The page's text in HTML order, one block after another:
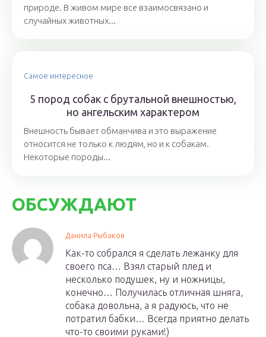
природе. В живом мире все взаимосвязано и
случайных животных...
Самое интересное
5 пород собак с брутальной внешностью,
но ангельским характером
Внешность бывает обманчива и это выражение
относится не только к людям, но и к собакам.
Некоторые породы...
ОБСУЖДАЮТ
Данила Рыбаков
Как-то собрался я сделать лежанку для
своего пса… Взял старый плед и
несколько подушек, ну и ножницы,
конечно… Получилась отличная шняга,
собака довольна, а я радуюсь, что не
потратил бабки… Всегда приятно делать
что-то своими руками!)